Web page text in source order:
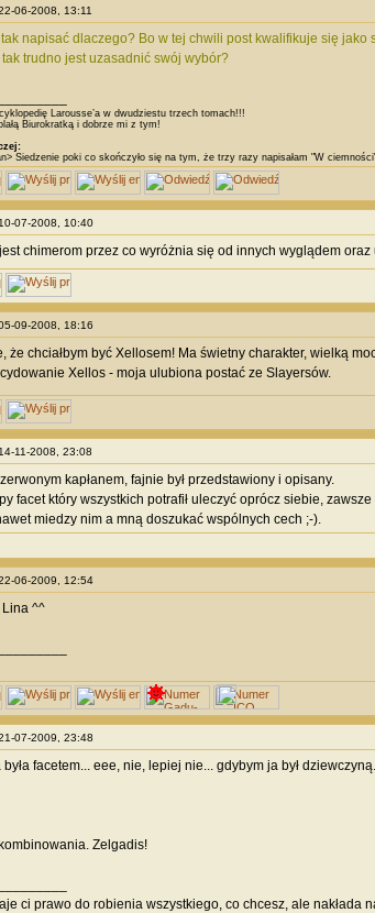
06-2008, 13:11
napisać dlaczego? Bo w tej chwili post kwalifikuje się jako
trudno jest uzasadnić swój wybór?
Larousse’a w dwudziestu trzech tomach!!!
Biurokratką i dobrze mi z tym!
Siedzenie poki co skończyło się na tym, że trzy razy napisałam "W
07-2008, 10:40
chimerom przez co wyróżnia się od innych wyglądem
09-2008, 18:16
że chciałbym być Xellosem! Ma świetny charakter, wielką
Xellos - moja ulubiona postać ze Slayersów.
11-2008, 23:08
kapłanem, fajnie był przedstawiony i opisany.
facet który wszystkich potrafił uleczyć oprócz siebie,
miedzy nim a mną doszukać wspólnych cech ;-).
06-2009, 12:54
Lina ^^
07-2009, 23:48
facetem... eee, nie, lepiej nie... gdybym ja był
Zelgadis!
ci prawo do robienia wszystkiego, co chcesz, ale nakłada